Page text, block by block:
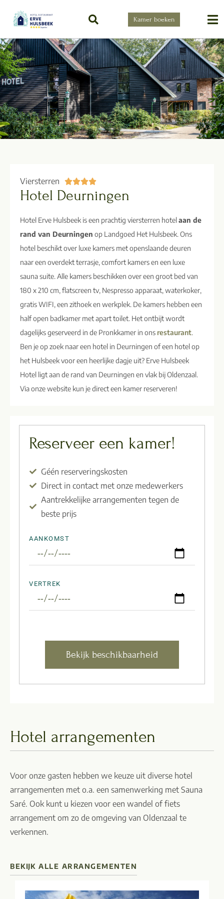
Kamer boeken
Viersterren 
Hotel Deurningen
Hotel Erve Hulsbeek is een prachtig viersterren hotel aan de
rand van Deurningen op Landgoed Het Hulsbeek. Ons
hotel beschikt over luxe kamers met openslaande deuren
naar een overdekt terrasje, comfort kamers en een luxe
sauna suite. Alle kamers beschikken over een groot bed van
180 x 210 cm, flatscreen tv, Nespresso apparaat, waterkoker,
gratis WIFI, een zithoek en werkplek. De kamers hebben een
half open badkamer met apart toilet. Het ontbijt wordt
dagelijks geserveerd in de Pronkkamer in ons restaurant.
Ben je op zoek naar een hotel in Deurningen of een hotel op
het Hulsbeek voor een heerlijke dagje uit? Erve Hulsbeek
Hotel ligt aan de rand van Deurningen en vlak bij Oldenzaal.
Via onze website kun je direct een kamer reserveren!
Reserveer een kamer!
Géén reserveringskosten
Direct in contact met onze medewerkers
Aantrekkelijke arrangementen tegen de
beste prijs
AANKOMST
VERTREK
Bekijk beschikbaarheid
Hotel arrangementen
Voor onze gasten hebben we keuze uit diverse hotel
arrangementen met o.a. een samenwerking met Sauna
Saré. Ook kunt u kiezen voor een wandel of fiets
arrangement om zo de omgeving van Oldenzaal te
verkennen.
BEKIJK ALLE ARRANGEMENTEN